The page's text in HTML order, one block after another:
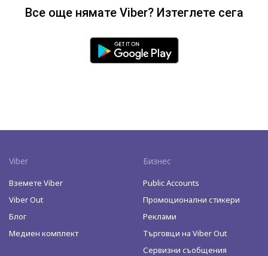
Все още нямате Viber? Изтеглете сега
Viber
Вземете Viber
Viber Out
Блог
Медиен комплект
Бизнес
Public Accounts
Промоционални стикери
Реклами
Търговци на Viber Out
Сервизни съобщения